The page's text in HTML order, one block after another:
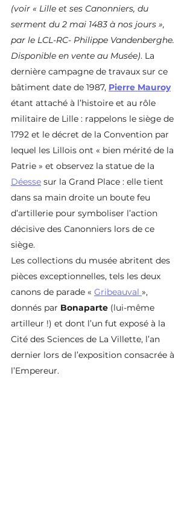
(voir « Lille et ses Canonniers, du
serment du 2 mai 1483 à nos jours »,
par le LCL-RC- Philippe Vandenberghe.
Disponible en vente au Musée). La
dernière campagne de travaux sur ce
bâtiment date de 1987, Pierre Mauroy
étant attaché à l’histoire et au rôle
militaire de Lille : rappelons le siège de
1792 et le décret de la Convention par
lequel les Lillois ont « bien mérité de la
Patrie » et observez la statue de la
Déesse sur la Grand Place : elle tient
dans sa main droite un boute feu
d’artillerie pour symboliser l’action
décisive des Canonniers lors de ce
siège.
Les collections du musée abritent des
pièces exceptionnelles, tels les deux
canons de parade « Gribeauval »,
donnés par Bonaparte (lui-même
artilleur !) et dont l’un fut exposé à la
Cité des Sciences de La Villette, l’an
dernier lors de l’exposition consacrée à
l’Empereur.